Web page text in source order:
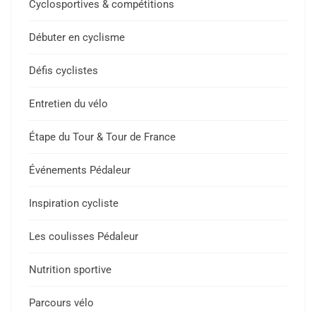
Cyclosportives & compétitions
Débuter en cyclisme
Défis cyclistes
Entretien du vélo
Étape du Tour & Tour de France
Événements Pédaleur
Inspiration cycliste
Les coulisses Pédaleur
Nutrition sportive
Parcours vélo